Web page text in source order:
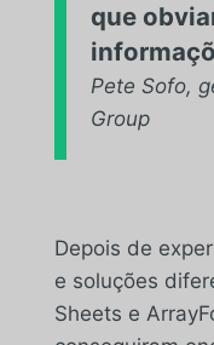
que
Pete Sofo,
Group
Depois de
e soluções
Sheets e